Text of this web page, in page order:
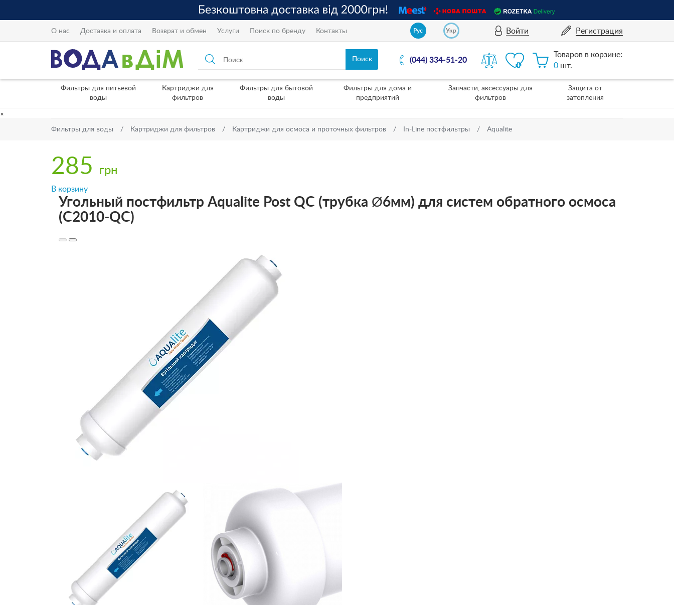
О нас Доставка и оплата Возврат и обмен Услуги Поиск по бренду Контакты Рус Укр Войти Регистрация
(044) 334-51-20
Товаров в корзине:
0 шт.
Фильтры для питьевой
воды
Картриджи для
фильтров
Фильтры для бытовой
воды
Фильтры для дома и
предприятий
Запчасти, аксессуары для
фильтров
Защита от
затопления
×
Фильтры для воды Картриджи для фильтров Картриджи для осмоса и проточных фильтров In-Line постфильтры Aqualite
285 грн
В корзину
Угольный постфильтр Aqualite Post QC (трубка Ø6мм) для систем обратного осмоса
(C2010-QC)